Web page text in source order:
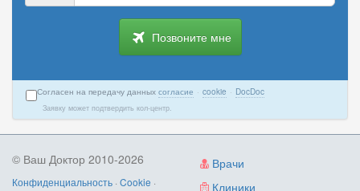
телефона
Позвоните мне
Согласен на передачу данных согласие · cookie · DocDoc
Заявку может подтвердить кол-центр.
Врачи
Клиники
© Ваш Доктор 2010-2026
Конфиденциальность · Cookie ·